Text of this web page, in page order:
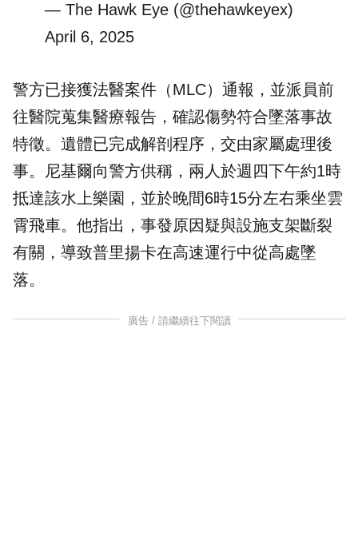
— The Hawk Eye (@thehawkeyex)
April 6, 2025
警方已接獲法醫案件（MLC）通報，並派員前
往醫院蒐集醫療報告，確認傷勢符合墜落事故
特徵。遺體已完成解剖程序，交由家屬處理後
事。尼基爾向警方供稱，兩人於週四下午約1時
抵達該水上樂園，並於晚間6時15分左右乘坐雲
霄飛車。他指出，事發原因疑與設施支架斷裂
有關，導致普里揚卡在高速運行中從高處墜
落。
廣告 / 請繼續往下閱讀